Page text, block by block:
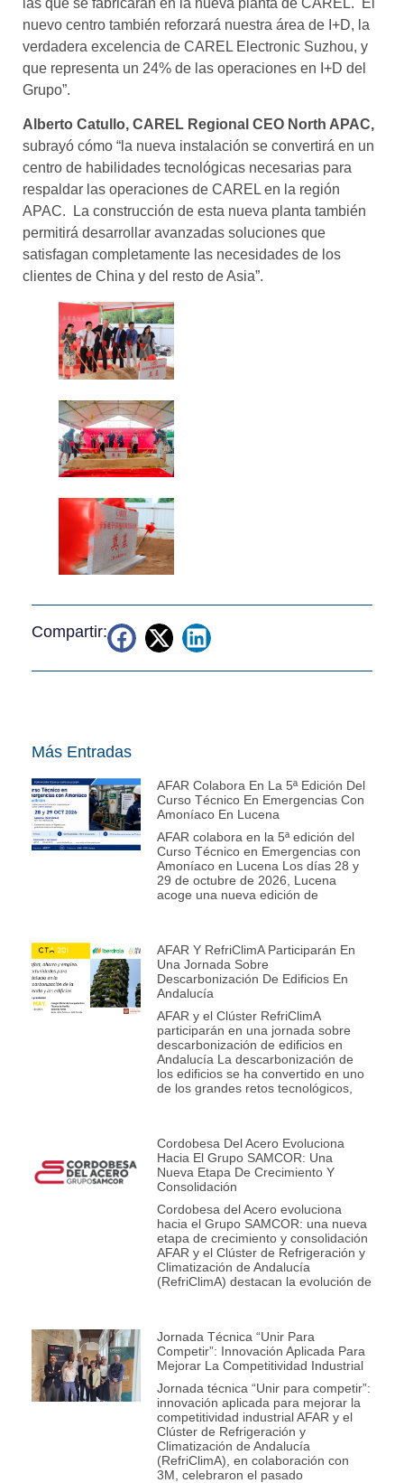
nuevo centro también reforzará nuestra área de I+D, la
verdadera excelencia de CAREL Electronic Suzhou, y
que representa un 24% de las operaciones en I+D del
Grupo”.
Alberto Catullo, CAREL Regional CEO North APAC,
subrayó cómo “la nueva instalación se convertirá en un
centro de habilidades tecnológicas necesarias para
respaldar las operaciones de CAREL en la región
APAC. La construcción de esta nueva planta también
permitirá desarrollar avanzadas soluciones que
satisfagan completamente las necesidades de los
clientes de China y del resto de Asia”.
Compartir:
Más Entradas
AFAR Colabora En La 5ª Edición Del
Curso Técnico En Emergencias Con
Amoníaco En Lucena
AFAR colabora en la 5ª edición del
Curso Técnico en Emergencias con
Amoníaco en Lucena Los días 28 y
29 de octubre de 2026, Lucena
acoge una nueva edición de
AFAR Y RefriClimA Participarán En
Una Jornada Sobre
Descarbonización De Edificios En
Andalucía
AFAR y el Clúster RefriClimA
participarán en una jornada sobre
descarbonización de edificios en
Andalucía La descarbonización de
los edificios se ha convertido en uno
de los grandes retos tecnológicos,
Cordobesa Del Acero Evoluciona
Hacia El Grupo SAMCOR: Una
Nueva Etapa De Crecimiento Y
Consolidación
Cordobesa del Acero evoluciona
hacia el Grupo SAMCOR: una nueva
etapa de crecimiento y consolidación
AFAR y el Clúster de Refrigeración y
Climatización de Andalucía
(RefriClimA) destacan la evolución de
Jornada Técnica “Unir Para
Competir”: Innovación Aplicada Para
Mejorar La Competitividad Industrial
Jornada técnica “Unir para competir”:
innovación aplicada para mejorar la
competitividad industrial AFAR y el
Clúster de Refrigeración y
Climatización de Andalucía
(RefriClimA), en colaboración con
3M, celebraron el pasado